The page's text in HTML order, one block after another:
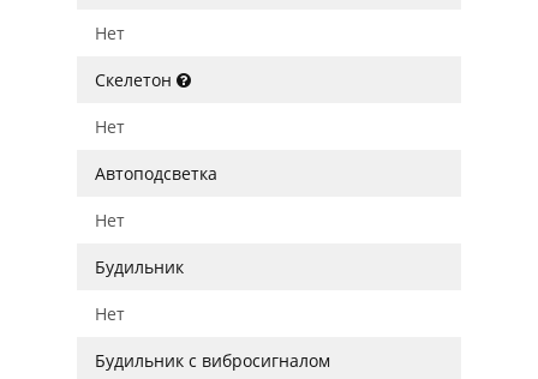
Нет
Скелетон
Нет
Автоподсветка
Нет
Будильник
Нет
Будильник с вибросигналом